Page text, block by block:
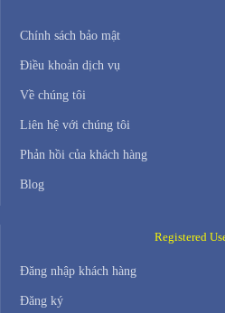
Chính sách bảo mật
Điều khoản dịch vụ
Về chúng tôi
Liên hệ với chúng tôi
Phản hồi của khách hàng
Blog
Registered
Đăng nhập khách hàng
Đăng ký